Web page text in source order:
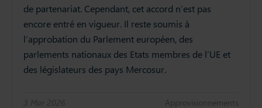
de partenariat. Cependant, cet accord n’est pas
encore entré en vigueur. Il reste soumis à
l’approbation du Parlement européen, des
parlements nationaux des Etats membres de l’UE et
des législateurs des pays Mercosur.
3 Mar 2026 Approvisionnements